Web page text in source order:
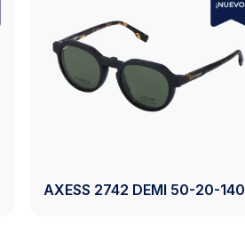
AXESS 2742 DEMI 50-20-140